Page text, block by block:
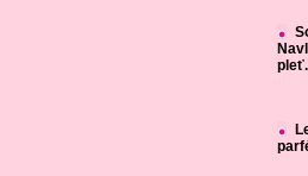
pleť.